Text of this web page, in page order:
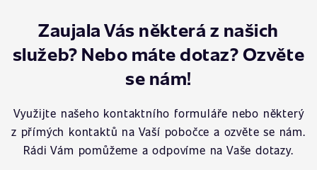
Zaujala Vás některá z našich
služeb? Nebo máte dotaz? Ozvěte
se nám!
Využijte našeho kontaktního formuláře nebo některý
z přímých kontaktů na Vaší pobočce a ozvěte se nám.
Rádi Vám pomůžeme a odpovíme na Vaše dotazy.